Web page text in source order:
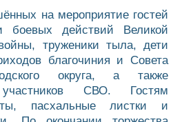
на мероприятие гостей
боевых действий Великой
труженики тыла, дети
благочиния и Совета
округа, а также
участников СВО. Гостям
пасхальные листки и